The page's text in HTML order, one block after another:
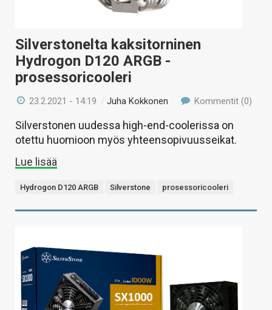
Silverstonelta kaksitorninen
Hydrogon D120 ARGB -
prosessoricooleri
23.2.2021 - 14:19 /Juha Kokkonen Kommentit (0)
Silverstonen uudessa high-end-coolerissa on
otettu huomioon myös yhteensopivuusseikat.
Lue lisää
Hydrogon D120 ARGB Silverstone prosessoricooleri